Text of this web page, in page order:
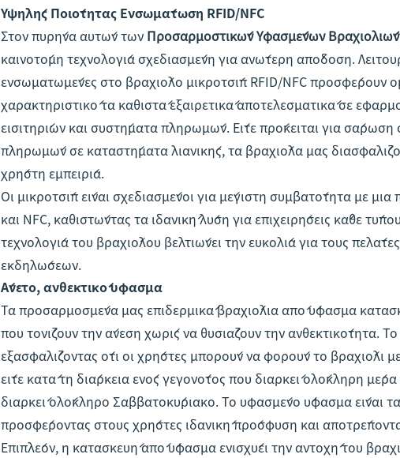
Υψηλής Ποιότητας Ενσωμάτωση RFID/NFC
Στον πυρήνα αυτών των Προσαρμοστικών Υφασμένων
καινοτόμη τεχνολογία σχεδιασμένη για ανώτερη απόδοση.
ενσωματωμένες στο βραχιόλο μικροτσίπ RFID/NFC προσφέρουν
χαρακτηριστικό τα καθιστά εξαιρετικά αποτελεσματικά σε
εισιτηρίων και συστήματα πληρωμών. Είτε πρόκειται για σάρωση
πληρωμών σε καταστήματα λιανικής, τα βραχιόλα μας
χρήστη εμπειρία.
Οι μικροτσίπ είναι σχεδιασμένοι για μέγιστη συμβατότητα με
και NFC, καθιστώντας τα ιδανική λύση για επιχειρήσεις κάθε
τεχνολογία του βραχιόλου βελτιώνει την ευκολία για τους
εκδηλώσεων.
Άνετο, ανθεκτικό υφασμα
Τα προσαρμοσμένα μας επιδερμικά βραχιόλια από ύφασμα
που τονίζουν την άνεση χωρίς να θυσιάζουν την ανθεκτικότητα.
εξασφαλίζοντας ότι οι χρήστες μπορούν να φορούν το βραχιόλι
είτε κατά τη διάρκεια ενός γεγονότος που διαρκεί ολόκληρη
διαρκεί ολόκληρο Σαββατοκύριακο. Το υφασμένο ύφασμα είναι
προσφέροντας στους χρήστες ιδανική πρόσφυση και
Επιπλέον, η κατασκευή από ύφασμα ενισχύει την αντοχή του